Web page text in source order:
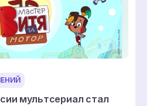
мультсериал стал